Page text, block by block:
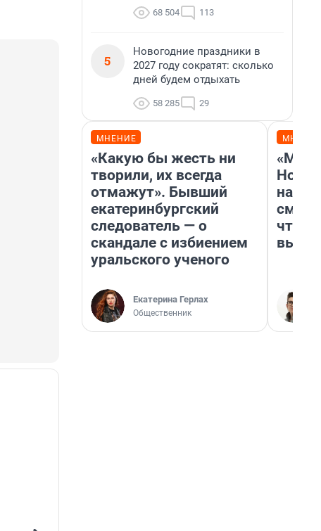
68 504 113
5
Новогодние праздники в
2027 году сократят: сколько
дней будем отдыхать
58 285 29
МНЕНИЕ
«Какую бы жесть ни
творили, их всегда
отмажут». Бывший
екатеринбургский
следователь — о
скандале с избиением
уральского ученого
Екатерина Герлах
Общественник
«Мы